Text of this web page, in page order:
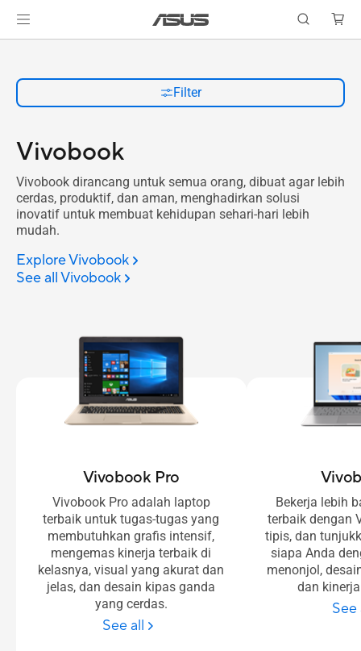
Filter
Vivobook
Vivobook dirancang untuk semua orang, dibuat agar lebih
cerdas, produktif, dan aman, menghadirkan solusi
inovatif untuk membuat kehidupan sehari-hari lebih
mudah.​
Explore Vivobook
See all Vivobook
Vivobook Pro
Vivobook Pro adalah laptop
terbaik untuk tugas-tugas yang
membutuhkan grafis intensif,
mengemas kinerja terbaik di
kelasnya, visual yang akurat dan
jelas, dan desain kipas ganda
yang cerdas.
See all
Bekerja lebih
terbaik dengan
tipis, dan
siapa Anda
menonjol,
dan
See